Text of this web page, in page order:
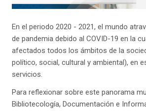
En el periodo 2020 - 2021, el mundo
de pandemia debido al COVID-19 en la
afectados todos los ámbitos de la
político, social, cultural y ambiental), en
servicios.
Para reflexionar sobre este panorama
Bibliotecología, Documentación e